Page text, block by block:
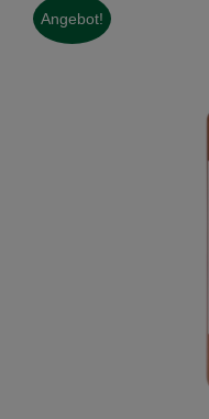
Angebot!